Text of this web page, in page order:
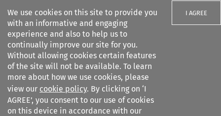
We use cookies on this site to provide you
with an informative and engaging
experience and also to help us to
continually improve our site for you.
Without allowing cookies certain features
of the site will not be available. To learn
more about how we use cookies, please
view our cookie policy. By clicking on ‘I
AGREE’, you consent to our use of cookies
on this device in accordance with our
I AGREE
Search filters
European Review of Private
Law